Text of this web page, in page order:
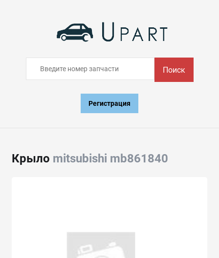
Поиск
Регистрация
Крыло mitsubishi mb861840